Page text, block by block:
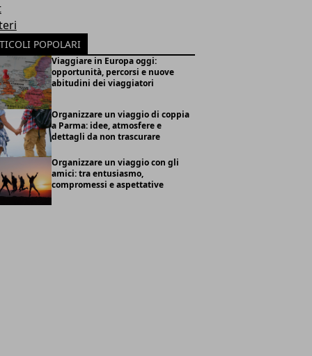
POPOLARI
Viaggiare in Europa oggi:
opportunità, percorsi e nuove
abitudini dei viaggiatori
Organizzare un viaggio di coppia
a Parma: idee, atmosfere e
dettagli da non trascurare
Organizzare un viaggio con gli
amici: tra entusiasmo,
compromessi e aspettative